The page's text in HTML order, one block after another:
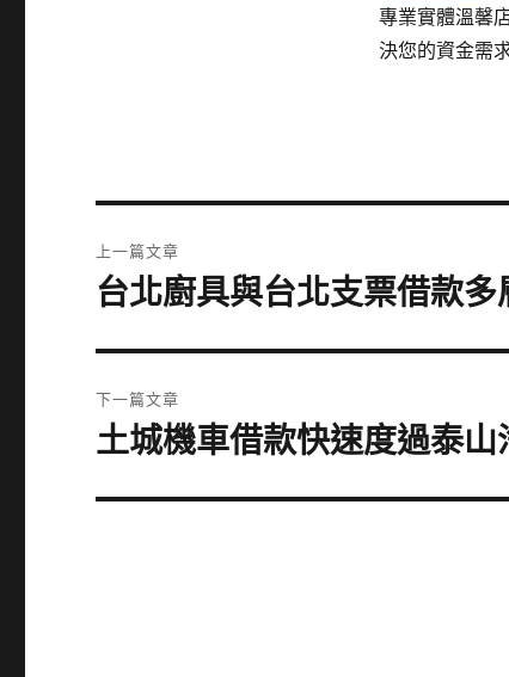
專業實體溫馨
決您的資金需
章
上一篇文章
上
篇
文
章:
台北廚具與台北支票借款
下一篇文章
下
篇
土城機車借款快速度過泰